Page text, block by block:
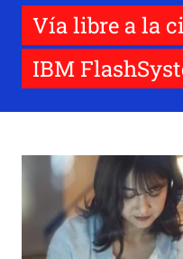
Vía libre a la
IBM